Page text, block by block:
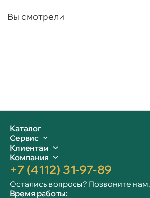
Вы смотрели
Каталог
Сервис
Клиентам
Компания
+7 (4112) 31-97-89
Остались вопросы? Позвоните нам.
Время работы: